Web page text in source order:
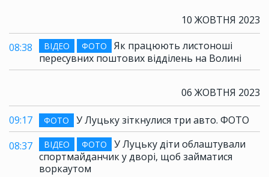
10 ЖОВТНЯ 2023
08:38 ВІДЕО ФОТО
Як працюють листоноші
пересувних поштових відділень на Волині
06 ЖОВТНЯ 2023
09:17 ФОТО
У Луцьку зіткнулися три авто. ФОТО
08:37
ВІДЕО ФОТО
У Луцьку діти облаштували
спортмайданчик у дворі, щоб займатися
воркаутом